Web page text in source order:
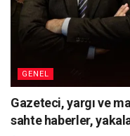
GENEL
Gazeteci, yargı ve
sahte haberler,